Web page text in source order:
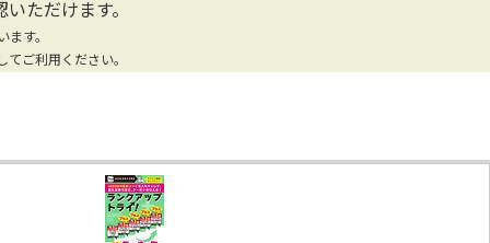
ただけます。
す。
ご利用ください。